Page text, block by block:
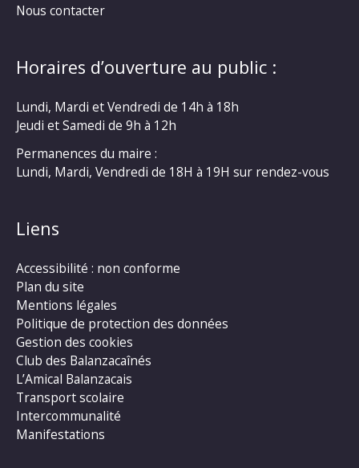
Nous contacter
Horaires d’ouverture au public :
Lundi, Mardi et Vendredi de 14h à 18h
Jeudi et Samedi de 9h à 12h
Permanences du maire :
Lundi, Mardi, Vendredi de 18H à 19H sur rendez-vous
Liens
Accessibilité : non conforme
Plan du site
Mentions légales
Politique de protection des données
Gestion des cookies
Club des Balanzacaînés
L’Amical Balanzacais
Transport scolaire
Intercommunalité
Manifestations